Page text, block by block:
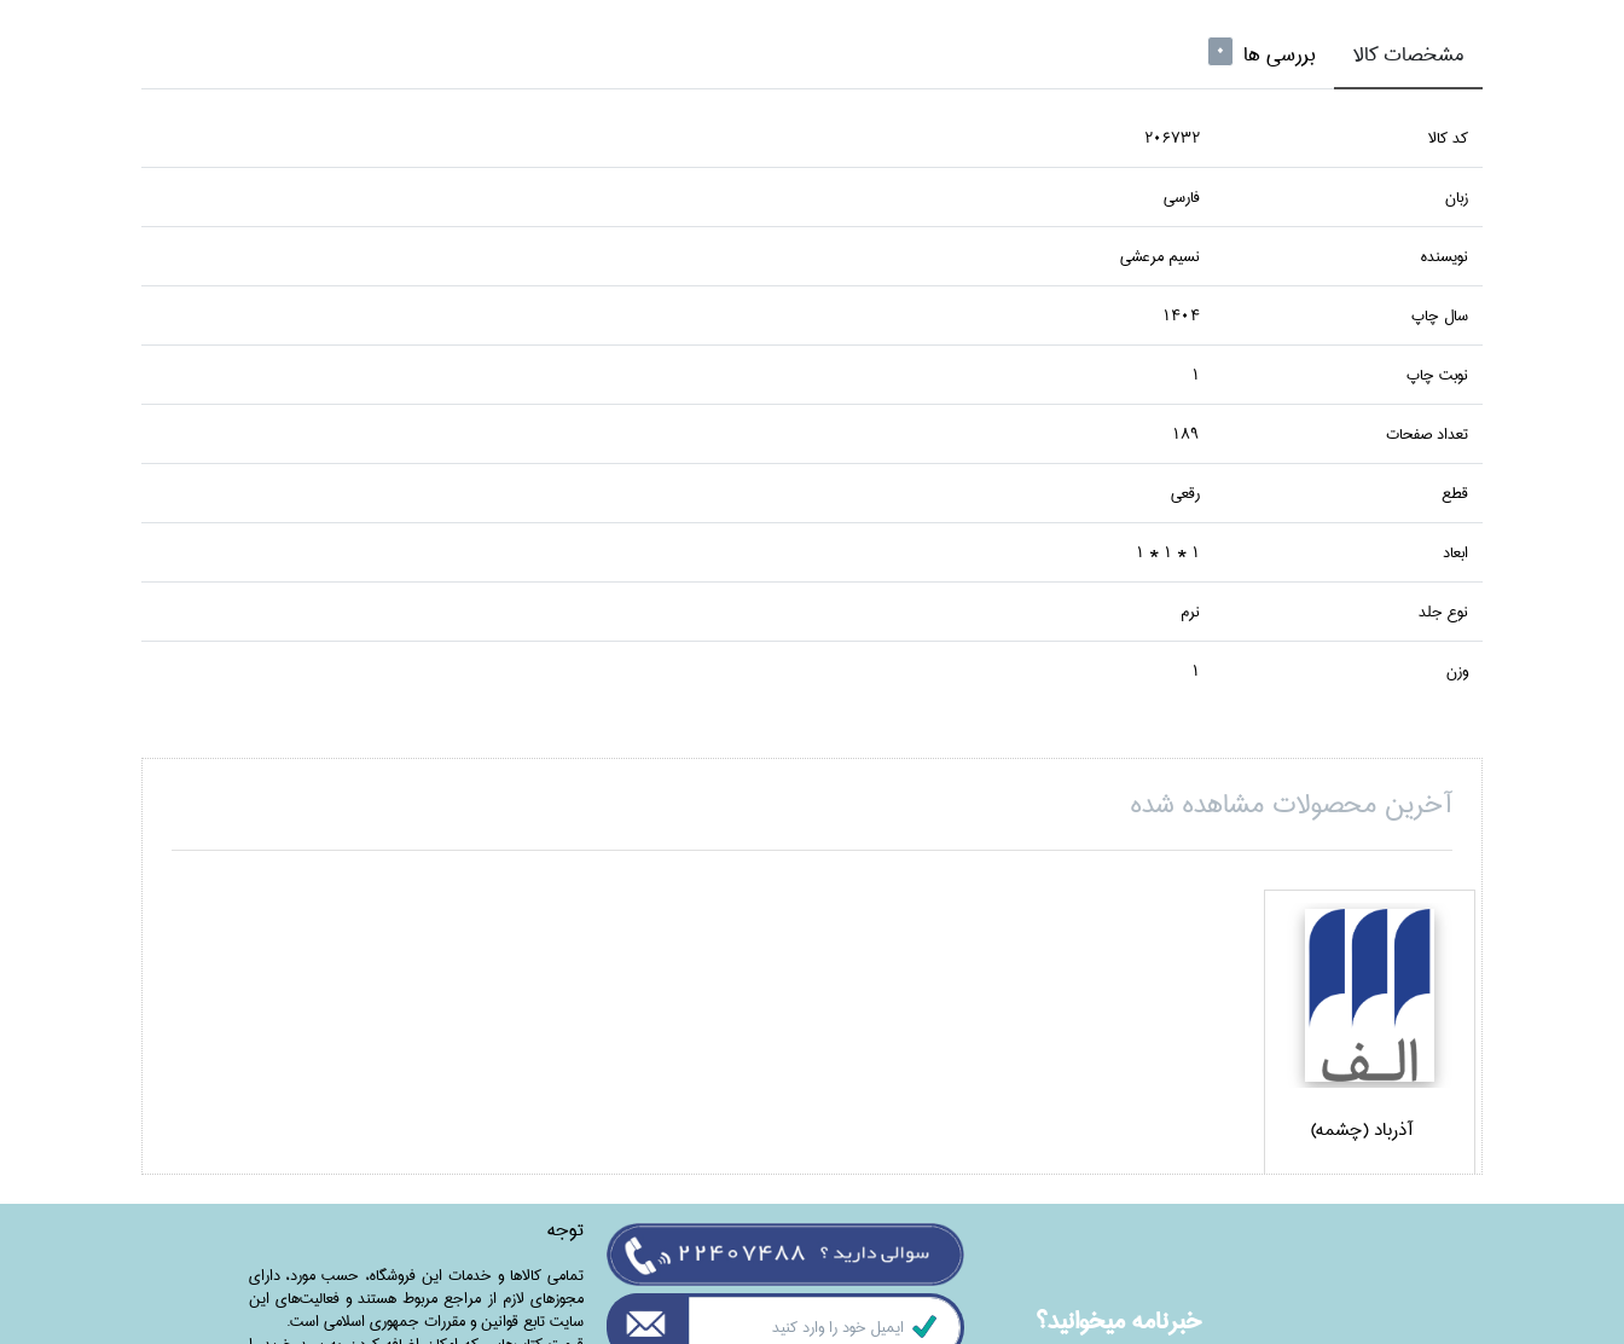
مشخصات کالا بررسی ها 0
كد كالا 206732
زبان فارسي
نويسنده نسيم مرعشي
سال چاپ 1404
نوبت چاپ 1
تعداد صفحات 189
قطع رقعي
ابعاد 1 * 1 * 1
نوع جلد نرم
وزن 1
آخرین محصولات مشاهده شده
آذر‌باد (چشمه)
خبرنامه ميخوانيد؟
توجه
تمامی‌ کالاها و خدمات این فروشگاه، حسب مورد،‌ دارای
مجوزهای لازم از مراجع مربوط هستند ‌و‌‌ فعالیت‌های این
سایت تابع قوانین و مقررات جمهوری اسلامی است.